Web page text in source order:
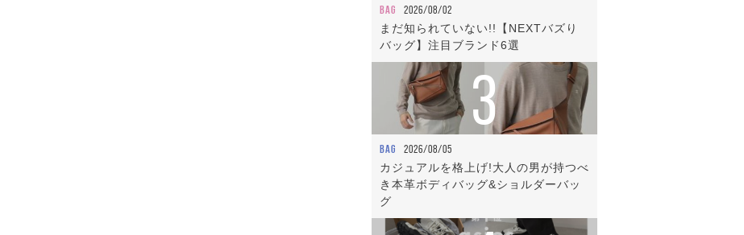
BAG 2026/08/02
まだ知られていない!!【NEXTバズり
バッグ】注目ブランド6選
3
BAG 2026/08/05
カジュアルを格上げ!大人の男が持つべ
き本革ボディバッグ&ショルダーバッ
グ